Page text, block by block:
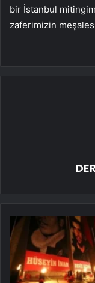
bir İstanbul
zaferimizin